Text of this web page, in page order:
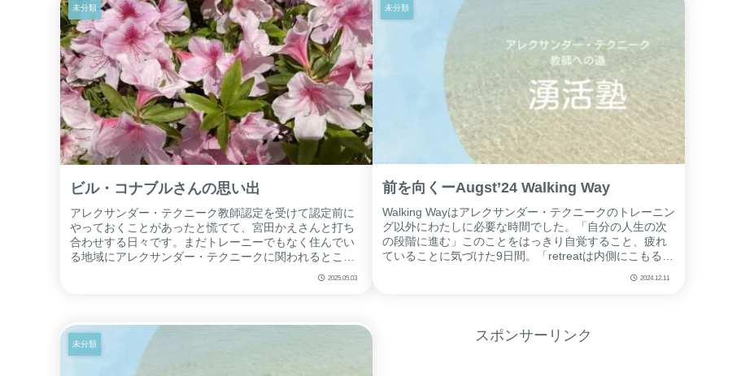
未分類
ビル・コナブルさんの思い出
アレクサンダー・テクニーク教師認定を受けて認定前に
やっておくことがあったと慌てて、宮田かえさんと打ち
合わせする日々です。まだトレーニーでもなく住んでい
る地域にアレクサンダー・テクニークに関われるところ
2025.05.03
未分類
前を向くーAugst’24 Walking Way
Walking Wayはアレクサンダー・テクニークのトレーニン
グ以外にわたしに必要な時間でした。「自分の人生の次
の段階に進む」このことをはっきり自覚すること、疲れ
ていることに気づけた9日間。「retreatは内側にこもる感
2024.12.11
未分類
スポンサーリンク